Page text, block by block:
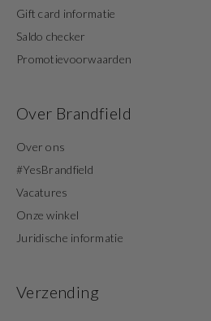
Gift card informatie
Saldo checker
Promotievoorwaarden
Over Brandfield
Over ons
#YesBrandfield
Vacatures
Onze winkel
Juridische informatie
Verzending